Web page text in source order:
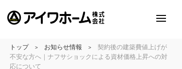
アイワホームとは
トップ > お知らせ情報 >
契約後の建築費値上げが
不安な方へ｜ナフサショックによる資材価格上昇への対
応について